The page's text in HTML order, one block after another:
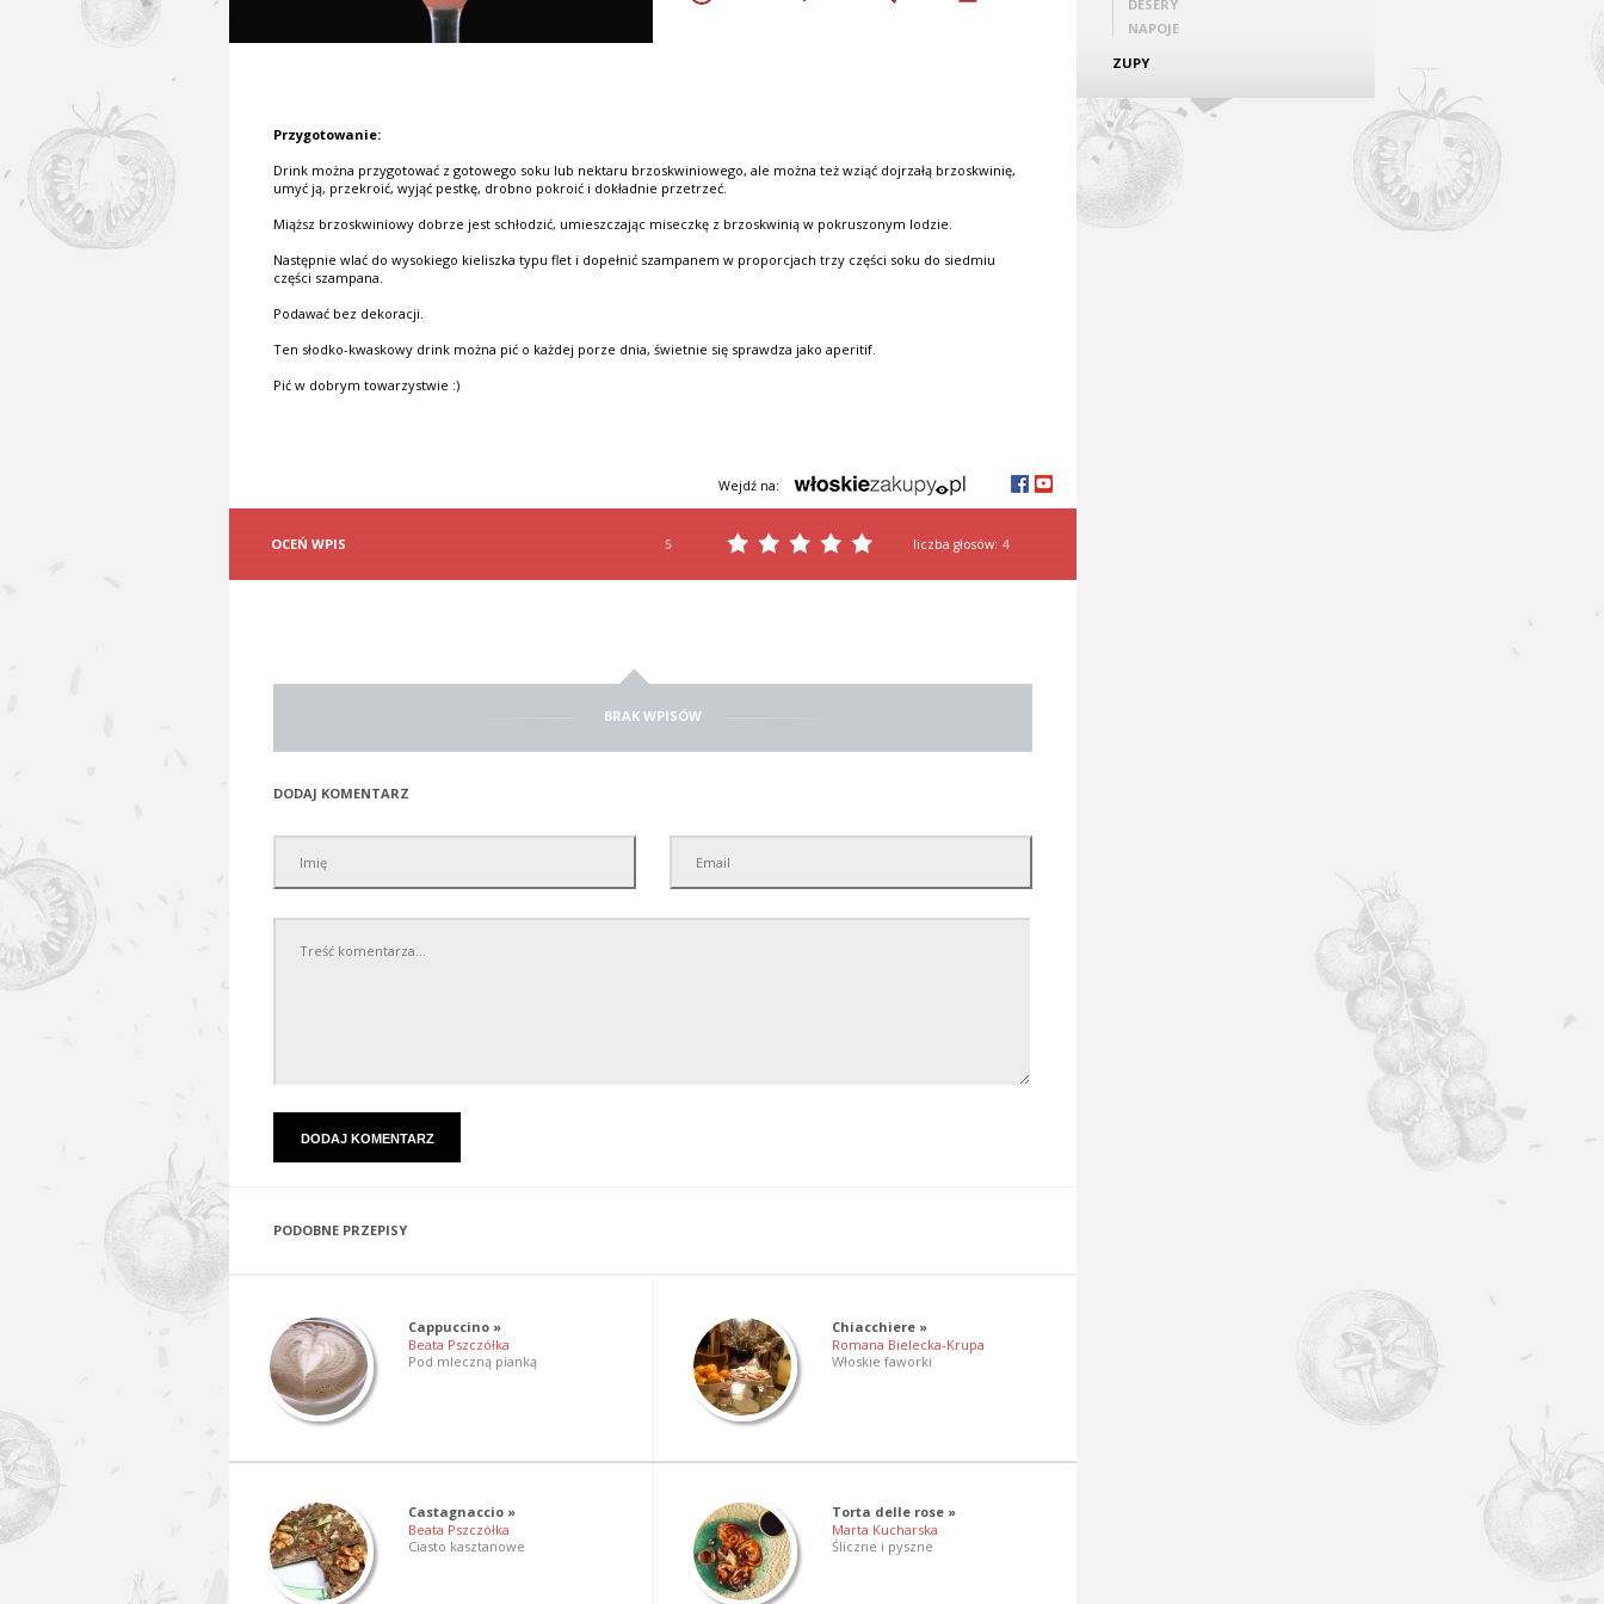
Przygotowanie:
Drink można przygotować z gotowego soku lub nektaru brzoskwiniowego, ale można też wziąć dojrzałą brzoskwinię,
umyć ją, przekroić, wyjąć pestkę, drobno pokroić i dokładnie przetrzeć.
Miąższ brzoskwiniowy dobrze jest schłodzić, umieszczając miseczkę z brzoskwinią w pokruszonym lodzie.
Następnie wlać do wysokiego kieliszka typu flet i dopełnić szampanem w proporcjach trzy części soku do siedmiu
części szampana.
Podawać bez dekoracji.
Ten słodko-kwaskowy drink można pić o każdej porze dnia, świetnie się sprawdza jako aperitif.
Pić w dobrym towarzystwie :)
Wejdź na:
OCEŃ WPIS 5 liczba głosów: 4
BRAK WPISÓW
DODAJ KOMENTARZ
PODOBNE PRZEPISY
Cappuccino »
Beata Pszczółka
Pod mleczną pianką
Chiacchiere »
Romana Bielecka-Krupa
Włoskie faworki
Castagnaccio »
Beata Pszczółka
Ciasto kasztanowe
Torta delle rose »
Marta Kucharska
Śliczne i pyszne
DESERY
NAPOJE
ZUPY